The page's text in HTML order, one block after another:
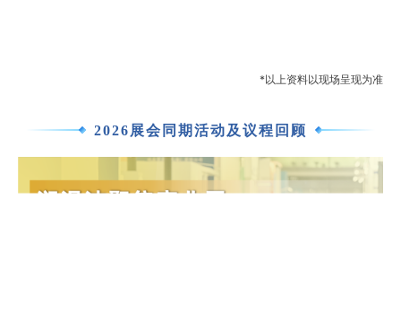
*以上资料以现场呈现为准
2026展会同期活动及议程回顾